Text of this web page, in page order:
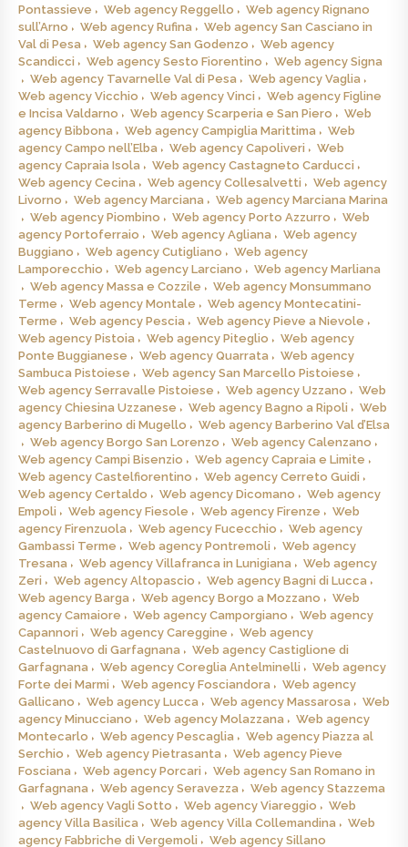
Pontassieve
Web agency Reggello
Web agency Rignano
sull’Arno
Web agency Rufina
Web agency San Casciano in
Val di Pesa
Web agency San Godenzo
Web agency
Scandicci
Web agency Sesto Fiorentino
Web agency Signa
Web agency Tavarnelle Val di Pesa
Web agency Vaglia
Web agency Vicchio
Web agency Vinci
Web agency Figline
e Incisa Valdarno
Web agency Scarperia e San Piero
Web
agency Bibbona
Web agency Campiglia Marittima
Web
agency Campo nell’Elba
Web agency Capoliveri
Web
agency Capraia Isola
Web agency Castagneto Carducci
Web agency Cecina
Web agency Collesalvetti
Web agency
Livorno
Web agency Marciana
Web agency Marciana Marina
Web agency Piombino
Web agency Porto Azzurro
Web
agency Portoferraio
Web agency Agliana
Web agency
Buggiano
Web agency Cutigliano
Web agency
Lamporecchio
Web agency Larciano
Web agency Marliana
Web agency Massa e Cozzile
Web agency Monsummano
Terme
Web agency Montale
Web agency Montecatini-
Terme
Web agency Pescia
Web agency Pieve a Nievole
Web agency Pistoia
Web agency Piteglio
Web agency
Ponte Buggianese
Web agency Quarrata
Web agency
Sambuca Pistoiese
Web agency San Marcello Pistoiese
Web agency Serravalle Pistoiese
Web agency Uzzano
Web
agency Chiesina Uzzanese
Web agency Bagno a Ripoli
Web
agency Barberino di Mugello
Web agency Barberino Val d’Elsa
Web agency Borgo San Lorenzo
Web agency Calenzano
Web agency Campi Bisenzio
Web agency Capraia e Limite
Web agency Castelfiorentino
Web agency Cerreto Guidi
Web agency Certaldo
Web agency Dicomano
Web agency
Empoli
Web agency Fiesole Web agency Firenze
Web
agency Firenzuola
Web agency Fucecchio
Web agency
Gambassi Terme
Web agency Pontremoli
Web agency
Tresana
Web agency Villafranca in Lunigiana
Web agency
Zeri
Web agency Altopascio
Web agency Bagni di Lucca
Web agency Barga
Web agency Borgo a Mozzano
Web
agency Camaiore
Web agency Camporgiano
Web agency
Capannori
Web agency Careggine
Web agency
Castelnuovo di Garfagnana
Web agency Castiglione di
Garfagnana
Web agency Coreglia Antelminelli
Web agency
Forte dei Marmi
Web agency Fosciandora
Web agency
Gallicano
Web agency Lucca Web agency Massarosa
Web
agency Minucciano
Web agency Molazzana
Web agency
Montecarlo
Web agency Pescaglia
Web agency Piazza al
Serchio
Web agency Pietrasanta
Web agency Pieve
Fosciana
Web agency Porcari
Web agency San Romano in
Garfagnana
Web agency Seravezza
Web agency Stazzema
Web agency Vagli Sotto
Web agency Viareggio
Web
agency Villa Basilica
Web agency Villa Collemandina
Web
agency Fabbriche di Vergemoli
Web agency Sillano